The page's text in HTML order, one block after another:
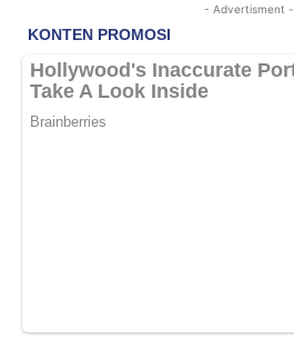
- Advertisment -